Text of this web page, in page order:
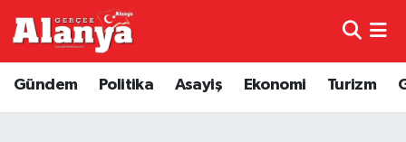
Gündem Politika Asayiş Ekonomi Turizm
Genel
Trafik Durumu